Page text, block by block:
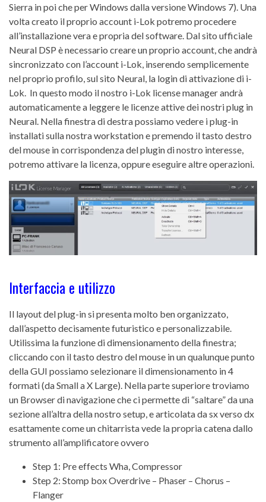
Sierra in poi che per Windows dalla versione Windows 7). Una
volta creato il proprio account i-Lok potremo procedere
all’installazione vera e propria del software. Dal sito ufficiale
Neural DSP è necessario creare un proprio account, che andrà
sincronizzato con l’account i-Lok, inserendo semplicemente
nel proprio profilo, sul sito Neural, la login di attivazione di i-
Lok. In questo modo il nostro i-Lok license manager andrà
automaticamente a leggere le licenze attive dei nostri plug in
Neural. Nella finestra di destra possiamo vedere i plug-in
installati sulla nostra workstation e premendo il tasto destro
del mouse in corrispondenza del plugin di nostro interesse,
potremo attivare la licenza, oppure eseguire altre operazioni.
Interfaccia e utilizzo
Il layout del plug-in si presenta molto ben organizzato,
dall’aspetto decisamente futuristico e personalizzabile.
Utilissima la funzione di dimensionamento della finestra;
cliccando con il tasto destro del mouse in un qualunque punto
della GUI possiamo selezionare il dimensionamento in 4
formati (da Small a X Large). Nella parte superiore troviamo
un Browser di navigazione che ci permette di “saltare” da una
sezione all’altra della nostro setup, e articolata da sx verso dx
esattamente come un chitarrista vede la propria catena dallo
strumento all’amplificatore ovvero
Step 1: Pre effects Wha, Compressor
Step 2: Stomp box Overdrive – Phaser – Chorus –
Flanger